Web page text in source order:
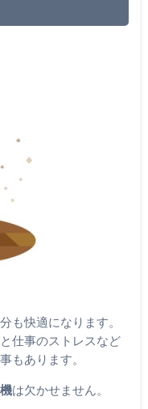
も快適になります。
仕事のストレスなど
もあります。
は欠かせません。